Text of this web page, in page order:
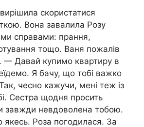
скористатися
Вона завалила Розу
справами: прання,
тощо. Ваня пожалів
— Давай купимо квартиру в
Я бачу, що тобі важко
чесно кажучи, мені теж із
Сестра щодня просить
завжди невдоволена тобою.
якесь. Роза погодилася. За